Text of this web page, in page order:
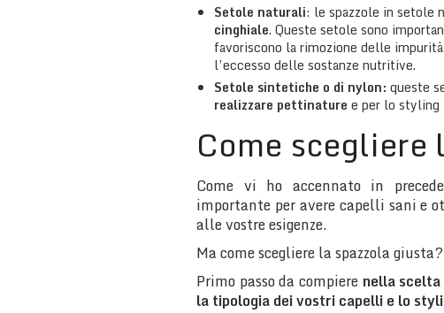
Setole naturali: le spazzole in setole
cinghiale. Queste setole sono
favoriscono la rimozione delle
l’eccesso delle sostanze nutritive.
Setole sintetiche o di nylon: queste
realizzare pettinature e per lo styling
Come scegliere
Come vi ho accennato in
importante per avere capelli sani e
alle vostre esigenze.
Ma come scegliere la spazzola giusta?
Primo passo da compiere nella scelta
la tipologia dei vostri capelli e lo